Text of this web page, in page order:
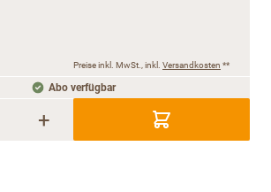
Preise inkl. MwSt., inkl. Versandkosten **
Abo verfügbar
+